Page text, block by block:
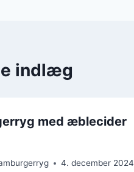
indlæg
med æblecider
4. december 2024